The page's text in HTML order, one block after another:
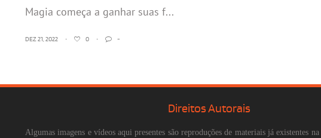
Magia começa a ganhar suas f...
DEZ 21, 2022 • 0 • -
Direitos Autorais
Algumas imagens e vídeos aqui presentes são reproduções de materiais já existentes